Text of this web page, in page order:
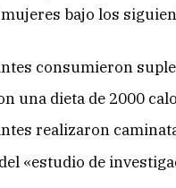
bajo los
consumieron
una dieta de 2000
realizaron
«estudio de